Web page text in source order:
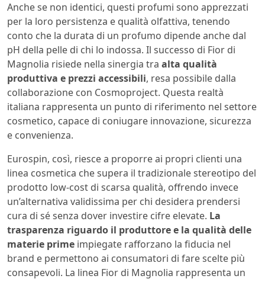
Anche se non identici, questi profumi sono apprezzati
per la loro persistenza e qualità olfattiva, tenendo
conto che la durata di un profumo dipende anche dal
pH della pelle di chi lo indossa. Il successo di Fior di
Magnolia risiede nella sinergia tra alta qualità
produttiva e prezzi accessibili, resa possibile dalla
collaborazione con Cosmoproject. Questa realtà
italiana rappresenta un punto di riferimento nel settore
cosmetico, capace di coniugare innovazione, sicurezza
e convenienza.
Eurospin, così, riesce a proporre ai propri clienti una
linea cosmetica che supera il tradizionale stereotipo del
prodotto low-cost di scarsa qualità, offrendo invece
un’alternativa validissima per chi desidera prendersi
cura di sé senza dover investire cifre elevate. La
trasparenza riguardo il produttore e la qualità delle
materie prime impiegate rafforzano la fiducia nel
brand e permettono ai consumatori di fare scelte più
consapevoli. La linea Fior di Magnolia rappresenta un